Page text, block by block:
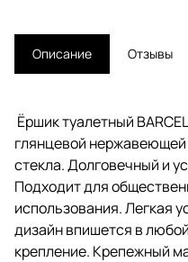
Описание Отзывы
Ёршик туалетный
глянцевой нержавеющей
стекла. Долговечный и
Подходит для
использования. Легкая
дизайн впишется в
крепление. Крепежный